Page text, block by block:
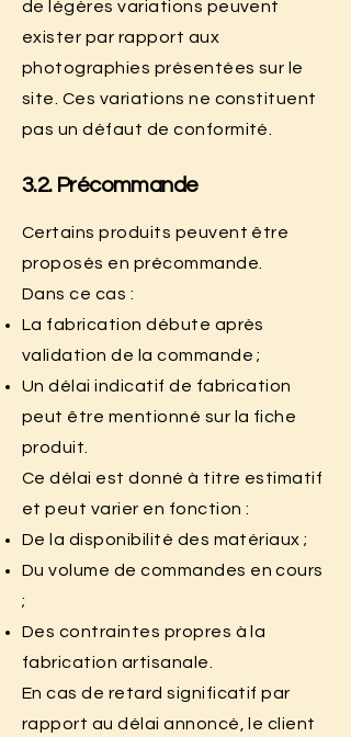
de légères variations peuvent
exister par rapport aux
photographies présentées sur le
site. Ces variations ne constituent
pas un défaut de conformité.
3.2. Précommande
Certains produits peuvent être
proposés en précommande.
Dans ce cas :
La fabrication débute après
validation de la commande ;
Un délai indicatif de fabrication
peut être mentionné sur la fiche
produit.
Ce délai est donné à titre estimatif
et peut varier en fonction :
De la disponibilité des matériaux ;
Du volume de commandes en cours
;
Des contraintes propres à la
fabrication artisanale.
En cas de retard significatif par
rapport au délai annoncé, le client